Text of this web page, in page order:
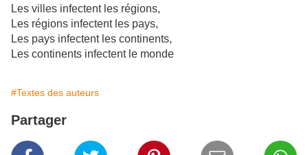
Les villes infectent les régions,
Les régions infectent les pays,
Les pays infectent les continents,
Les continents infectent le monde
#Textes des auteurs
Partager